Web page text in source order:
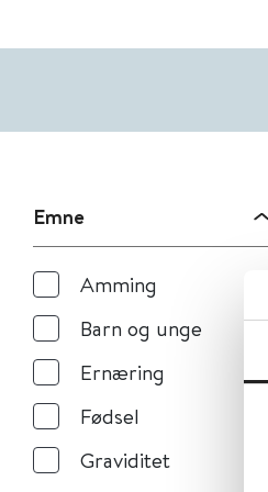
Emne
Amming
Barn og unge
Ernæring
Fødsel
Graviditet